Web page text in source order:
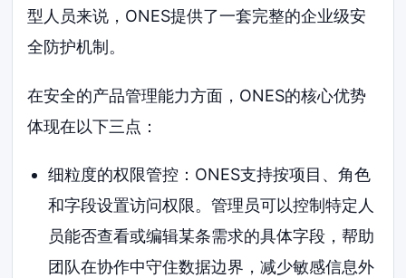
型人员来说，ONES提供了一套完整的企业级安
全防护机制。
在安全的产品管理能力方面，ONES的核心优势
体现在以下三点：
细粒度的权限管控：ONES支持按项目、角色
和字段设置访问权限。管理员可以控制特定人
员能否查看或编辑某条需求的具体字段，帮助
团队在协作中守住数据边界，减少敏感信息外